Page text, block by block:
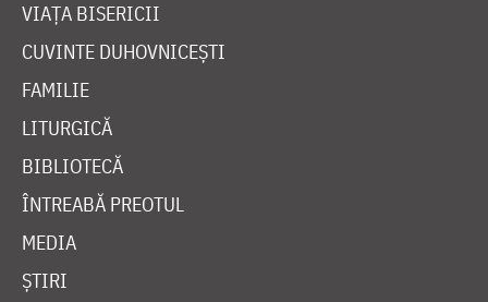
VIAȚA BISERICII
CUVINTE DUHOVNICEȘTI
FAMILIE
LITURGICĂ
BIBLIOTECĂ
ÎNTREABĂ PREOTUL
MEDIA
ȘTIRI